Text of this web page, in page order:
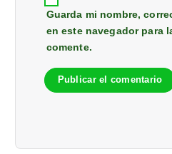
Guarda mi nombre,
en este navegador para
comente.